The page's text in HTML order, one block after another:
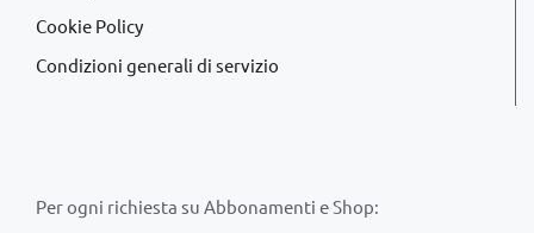
Cookie Policy
Condizioni generali di servizio
Per ogni richiesta su Abbonamenti e Shop: